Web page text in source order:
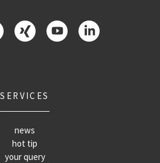
SERVICES
news
hot tip
your query